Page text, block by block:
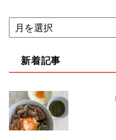
新着記事